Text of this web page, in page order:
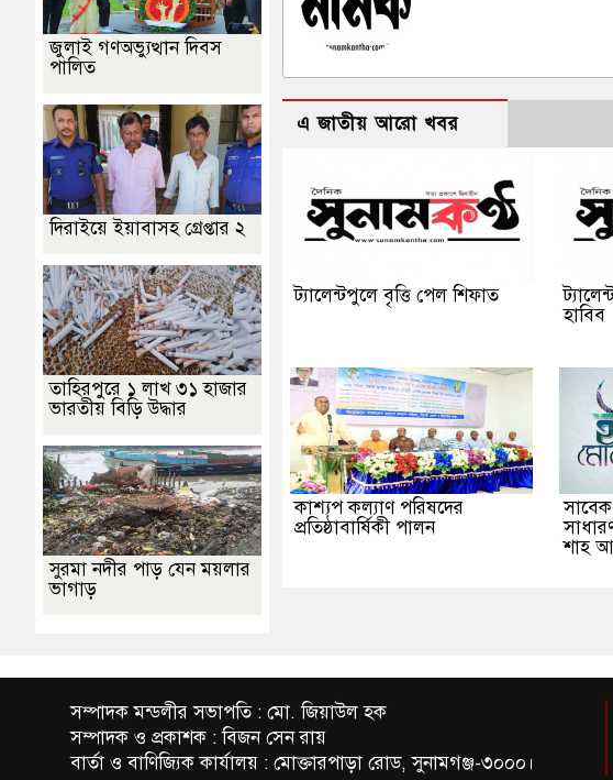
এ জাতীয় আরো খবর
ট্যালেন্টপুলে বৃত্তি পেল শিফাত
হাবিব
কাশ্যপ কল্যাণ পরিষদের
প্রতিষ্ঠাবার্ষিকী পালন
শাহ
জুলাই গণঅভ্যুত্থান দিবস
পালিত
দিরাইয়ে ইয়াবাসহ গ্রেপ্তার ২
তাহিরপুরে ১ লাখ ৩১ হাজার
ভারতীয় বিড়ি উদ্ধার
সুরমা নদীর পাড় যেন ময়লার
ভাগাড়
সম্পাদক মন্ডলীর সভাপতি : মো. জিয়াউল হক
সম্পাদক ও প্রকাশক : বিজন সেন রায়
বার্তা ও বাণিজ্যিক কার্যালয় : মোক্তারপাড়া রোড, সুনামগঞ্জ-৩০০০।